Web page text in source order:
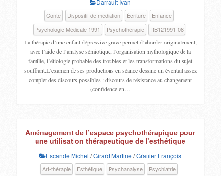
Darrault Ivan
Conte Dispositif de médiation Écriture
Enfance
Psychologie Médicale 1991
Psychothérapie
RB121991-08
La thérapie d’une enfant dépressive grave permet d’aborder originalement,
avec l’aide de l’analyse sémiotique, l’organisation mythologique de la
famille, l’étiologie probable des troubles et les transformations du sujet
souffrant.L’examen de ses productions en séance dessine un éventail assez
complet des discours possibles : discours de résistance au changement
(confidence en…
Aménagement de l’espace psychothérapique pour
une utilisation thérapeutique de l’esthétique
Escande Michel /Girard Martine /Granier François
Art-thérapie Esthétique Psychanalyse
Psychiatrie